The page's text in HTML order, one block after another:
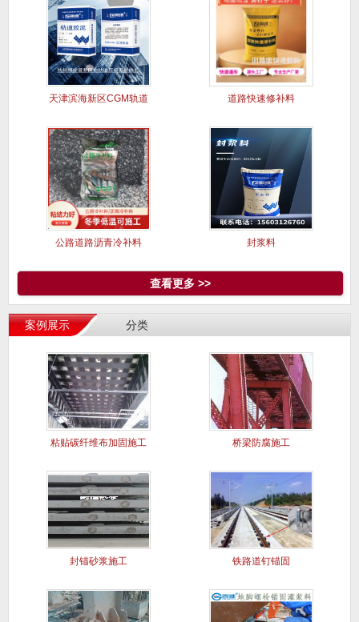
天津滨海新区CGM轨道 道路快速修补料
公路道路沥青冷补料 封浆料
查看更多 >>
案例展示 分类
粘贴碳纤维布加固施工 桥梁防腐施工
封锚砂浆施工 铁路道钉锚固